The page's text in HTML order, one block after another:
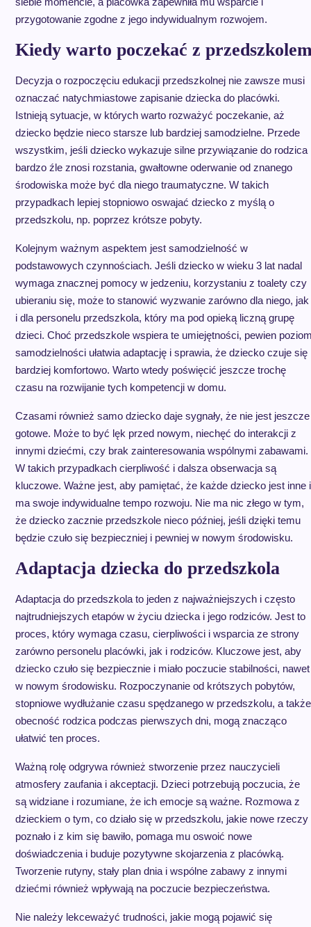
przygotowanie zgodne z jego indywidualnym rozwojem.
Kiedy warto poczekać z
Decyzja o rozpoczęciu edukacji przedszkolnej nie zawsze musi
oznaczać natychmiastowe zapisanie dziecka do placówki.
Istnieją sytuacje, w których warto rozważyć poczekanie, aż
dziecko będzie nieco starsze lub bardziej samodzielne. Przede
wszystkim, jeśli dziecko wykazuje silne przywiązanie do rodzica
bardzo źle znosi rozstania, gwałtowne oderwanie od znanego
środowiska może być dla niego traumatyczne. W takich
przypadkach lepiej stopniowo oswajać dziecko z myślą o
przedszkolu, np. poprzez krótsze pobyty.
Kolejnym ważnym aspektem jest samodzielność w
podstawowych czynnościach. Jeśli dziecko w wieku 3 lat nadal
wymaga znacznej pomocy w jedzeniu, korzystaniu z toalety czy
ubieraniu się, może to stanowić wyzwanie zarówno dla niego, jak
i dla personelu przedszkola, który ma pod opieką liczną grupę
dzieci. Choć przedszkole wspiera te umiejętności, pewien
samodzielności ułatwia adaptację i sprawia, że dziecko czuje się
bardziej komfortowo. Warto wtedy poświęcić jeszcze trochę
czasu na rozwijanie tych kompetencji w domu.
Czasami również samo dziecko daje sygnały, że nie jest jeszcze
gotowe. Może to być lęk przed nowym, niechęć do interakcji z
innymi dziećmi, czy brak zainteresowania wspólnymi zabawami.
W takich przypadkach cierpliwość i dalsza obserwacja są
kluczowe. Ważne jest, aby pamiętać, że każde dziecko jest inne i
ma swoje indywidualne tempo rozwoju. Nie ma nic złego w tym,
że dziecko zacznie przedszkole nieco później, jeśli dzięki temu
będzie czuło się bezpieczniej i pewniej w nowym środowisku.
Adaptacja dziecka do przedszkola
Adaptacja do przedszkola to jeden z najważniejszych i często
najtrudniejszych etapów w życiu dziecka i jego rodziców. Jest to
proces, który wymaga czasu, cierpliwości i wsparcia ze strony
zarówno personelu placówki, jak i rodziców. Kluczowe jest, aby
dziecko czuło się bezpiecznie i miało poczucie stabilności, nawet
w nowym środowisku. Rozpoczynanie od krótszych pobytów,
stopniowe wydłużanie czasu spędzanego w przedszkolu, a także
obecność rodzica podczas pierwszych dni, mogą znacząco
ułatwić ten proces.
Ważną rolę odgrywa również stworzenie przez nauczycieli
atmosfery zaufania i akceptacji. Dzieci potrzebują poczucia, że
są widziane i rozumiane, że ich emocje są ważne. Rozmowa z
dzieckiem o tym, co działo się w przedszkolu, jakie nowe rzeczy
poznało i z kim się bawiło, pomaga mu oswoić nowe
doświadczenia i buduje pozytywne skojarzenia z placówką.
Tworzenie rutyny, stały plan dnia i wspólne zabawy z innymi
dziećmi również wpływają na poczucie bezpieczeństwa.
Nie należy lekceważyć trudności, jakie mogą pojawić się